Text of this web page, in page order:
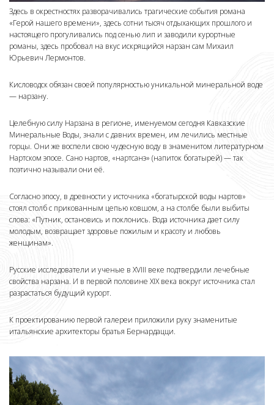
Здесь в окрестностях разворачивались трагические события романа
«Герой нашего времени», здесь сотни тысяч отдыхающих прошлого и
настоящего прогуливались под сенью лип и заводили курортные
романы, здесь пробовал на вкус искрящийся нарзан сам Михаил
Юрьевич Лермонтов.
Кисловодск обязан своей популярностью уникальной минеральной воде
— нарзану.
Целебную силу Нарзана в регионе, именуемом сегодня Кавказские
Минеральные Воды, знали с давних времен, им лечились местные
горцы. Они же воспели свою чудесную воду в знаменитом литературном
Нартском эпосе. Сано нартов, «нартсанэ» (напиток богатырей) — так
поэтично называли они её.
Согласно эпосу, в древности у источника «богатырской воды нартов»
стоял столб с прикованным цепью ковшом, а на столбе были выбиты
слова: «Путник, остановись и поклонись. Вода источника дает силу
молодым, возвращает здоровье пожилым и красоту и любовь
женщинам».
Русские исследователи и ученые в XVIII веке подтвердили лечебные
свойства нарзана. И в первой половине XIX века вокруг источника стал
разрастаться будущий курорт.
К проектированию первой галереи приложили руку знаменитые
итальянские архитекторы братья Бернардацци.